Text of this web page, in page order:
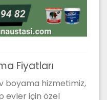
Fiyatları
boyama hizmetimiz,
evler için özel